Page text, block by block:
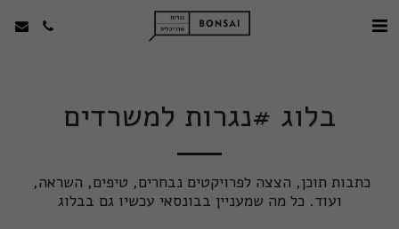
בלוג #נגרות למשרדים
ועוד. כל מה שמעניין בבונסאי עכשיו גם בבלוג